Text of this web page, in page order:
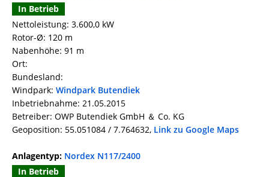
In Betrieb
Nettoleistung: 3.600,0 kW
Rotor-Ø: 120 m
Nabenhöhe: 91 m
Ort:
Bundesland:
Windpark: Windpark Butendiek
Inbetriebnahme: 21.05.2015
Betreiber: OWP Butendiek GmbH ＆ Co. KG
Geoposition: 55.051084 / 7.764632, Link zu Google Maps
Anlagentyp: Nordex N117/2400
In Betrieb